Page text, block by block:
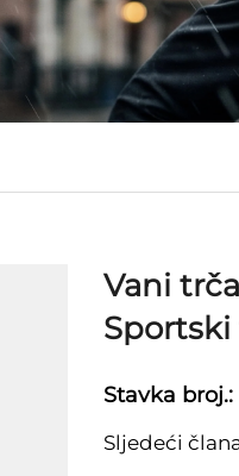
Vani
Stavka broj.:
Sljedeći